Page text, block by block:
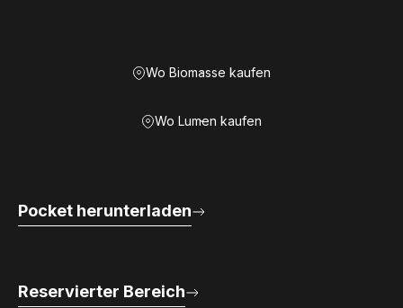
Wo Biomasse kaufen
Wo Lumen kaufen
Pocket herunterladen
Reservierter Bereich